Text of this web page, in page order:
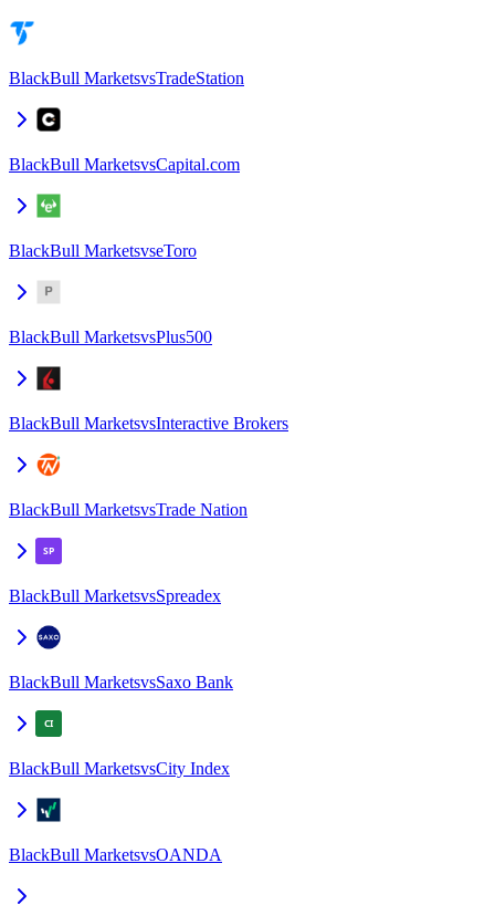
BlackBull MarketsvsTradeStation
BlackBull MarketsvsCapital.com
BlackBull MarketsvseToro
BlackBull MarketsvsPlus500
BlackBull MarketsvsInteractive Brokers
BlackBull MarketsvsTrade Nation
BlackBull MarketsvsSpreadex
BlackBull MarketsvsSaxo Bank
BlackBull MarketsvsCity Index
BlackBull MarketsvsOANDA